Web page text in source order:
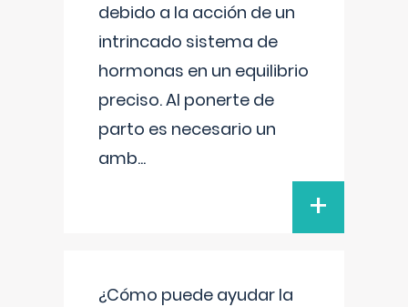
debido a la acción de un
intrincado sistema de
hormonas en un equilibrio
preciso. Al ponerte de
parto es necesario un
amb...
+
¿Cómo puede ayudar la